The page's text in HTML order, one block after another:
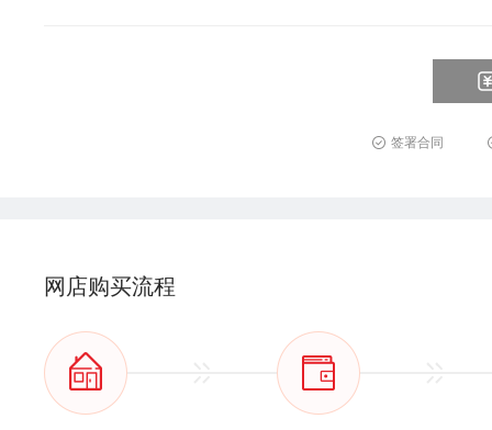
签署合同
网店购买流程